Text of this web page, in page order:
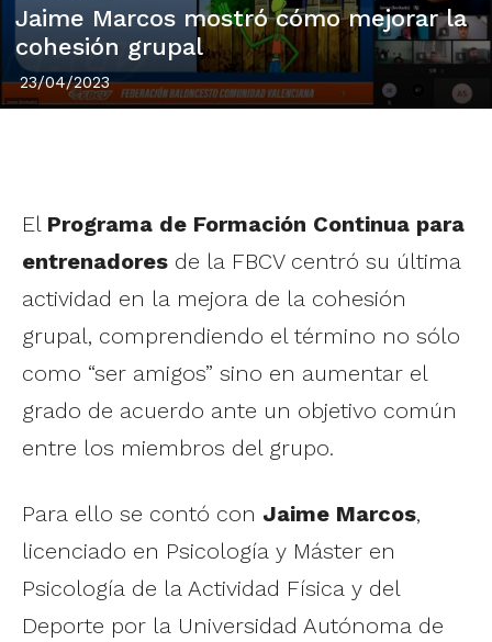
Jaime Marcos mostró cómo mejorar la
cohesión grupal
23/04/2023
El Programa de Formación Continua para
entrenadores de la FBCV centró su última
actividad en la mejora de la cohesión
grupal, comprendiendo el término no sólo
como “ser amigos” sino en aumentar el
grado de acuerdo ante un objetivo común
entre los miembros del grupo.
Para ello se contó con Jaime Marcos,
licenciado en Psicología y Máster en
Psicología de la Actividad Física y del
Deporte por la Universidad Autónoma de